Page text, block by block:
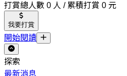
打賞總人數 0 人 / 累積打賞 0 元
我要打賞
開始閱讀
探索
最新消息